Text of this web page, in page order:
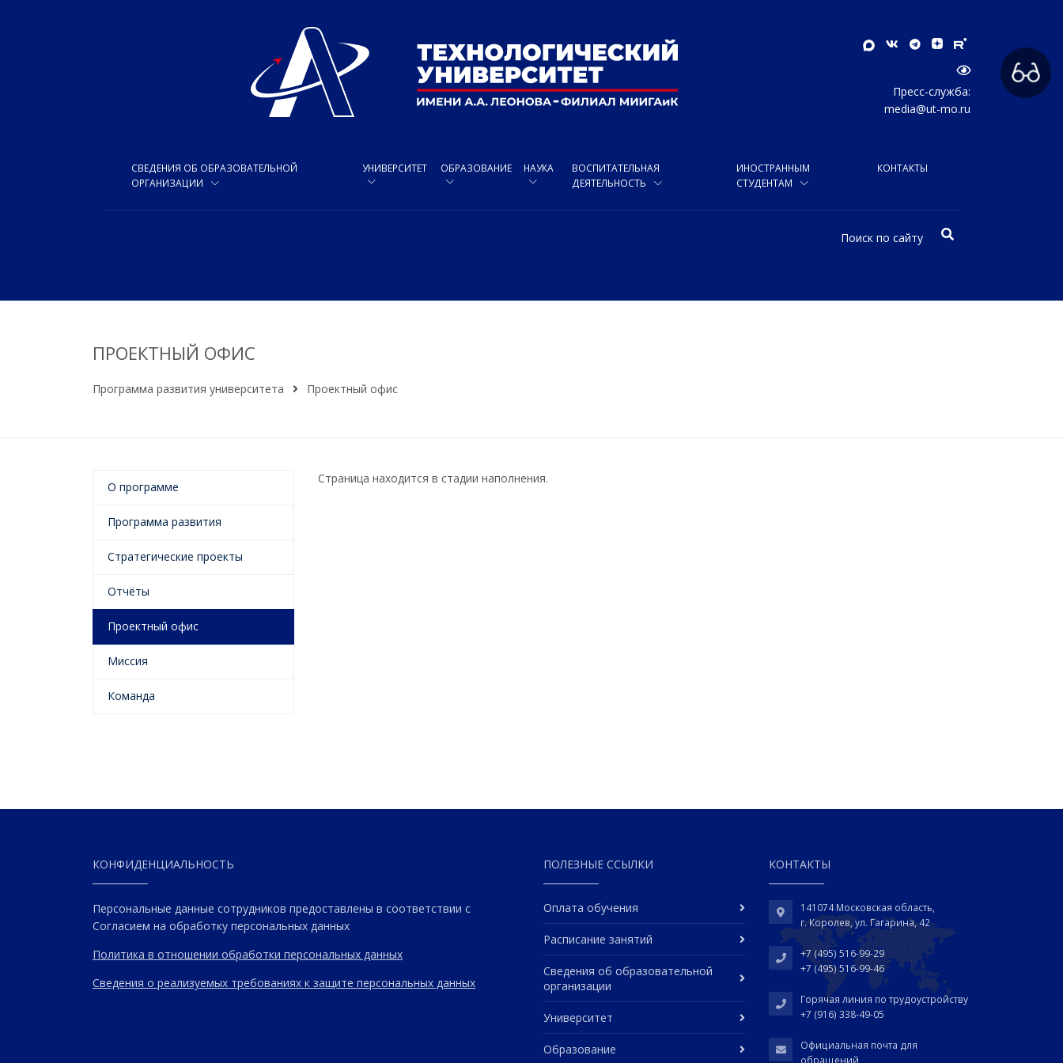
Пресс-служба:
media@ut-mo.ru
СВЕДЕНИЯ ОБ ОБРАЗОВАТЕЛЬНОЙ
ОРГАНИЗАЦИИ
УНИВЕРСИТЕТ ОБРАЗОВАНИЕ НАУКА
ВОСПИТАТЕЛЬНАЯ
ДЕЯТЕЛЬНОСТЬ
ИНОСТРАННЫМ
СТУДЕНТАМ
КОНТАКТЫ
ПРОЕКТНЫЙ ОФИС
Программа развития университета Проектный офис
О программе
Программа развития
Стратегические проекты
Отчёты
Проектный офис
Миссия
Команда
Страница находится в стадии наполнения.
КОНФИДЕНЦИАЛЬНОСТЬ
Персональные данные сотрудников предоставлены в соответствии с
Согласием на обработку персональных данных
Политика в отношении обработки персональных данных
Сведения о реализуемых требованиях к защите персональных данных
ПОЛЕЗНЫЕ ССЫЛКИ
Оплата обучения
Расписание занятий
Сведения об образовательной
организации
Университет
Образование
КОНТАКТЫ
141074 Московская область,
г. Королев, ул. Гагарина, 42
+7 (495) 516-99-29
+7 (495) 516-99-46
Горячая линия по трудоустройству
+7 (916) 338-49-05
Официальная почта для
обращений